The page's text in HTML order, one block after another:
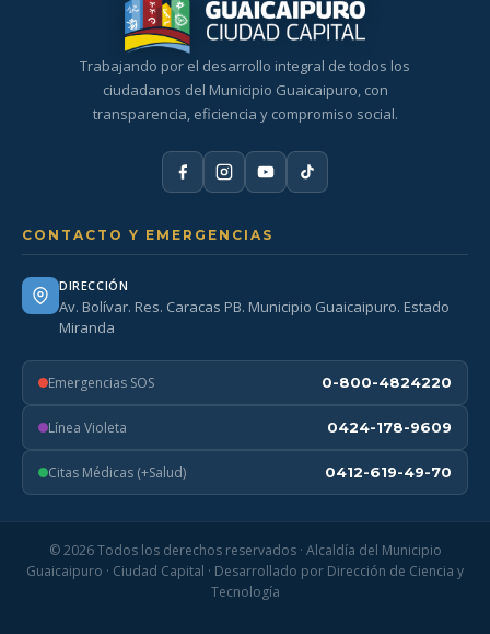
Trabajando por el desarrollo integral de todos los
ciudadanos del Municipio Guaicaipuro, con
transparencia, eficiencia y compromiso social.
CONTACTO Y EMERGENCIAS
DIRECCIÓN
Av. Bolívar. Res. Caracas PB. Municipio Guaicaipuro. Estado
Miranda
Emergencias SOS 0-800-4824220
Línea Violeta 0424-178-9609
Citas Médicas (+Salud) 0412-619-49-70
© 2026 Todos los derechos reservados · Alcaldía del Municipio
Guaicaipuro · Ciudad Capital · Desarrollado por Dirección de Ciencia y
Tecnología